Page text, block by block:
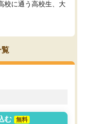
校に通う高校生、大
む
無料